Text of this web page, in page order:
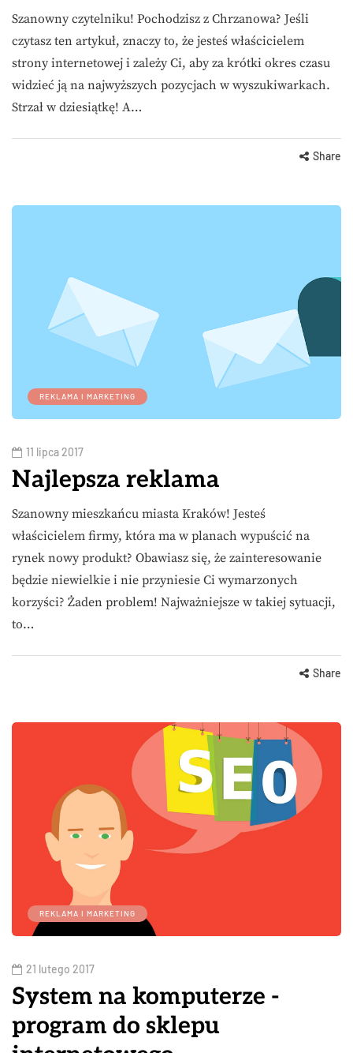
Szanowny czytelniku! Pochodzisz z Chrzanowa? Jeśli
czytasz ten artykuł, znaczy to, że jesteś właścicielem
strony internetowej i zależy Ci, aby za krótki okres czasu
widzieć ją na najwyższych pozycjach w wyszukiwarkach.
Strzał w dziesiątkę! A…
Share
REKLAMA I MARKETING
11 lipca 2017
Najlepsza reklama
Szanowny mieszkańcu miasta Kraków! Jesteś
właścicielem firmy, która ma w planach wypuścić na
rynek nowy produkt? Obawiasz się, że zainteresowanie
będzie niewielkie i nie przyniesie Ci wymarzonych
korzyści? Żaden problem! Najważniejsze w takiej sytuacji,
to…
Share
REKLAMA I MARKETING
21 lutego 2017
System na komputerze -
program do sklepu